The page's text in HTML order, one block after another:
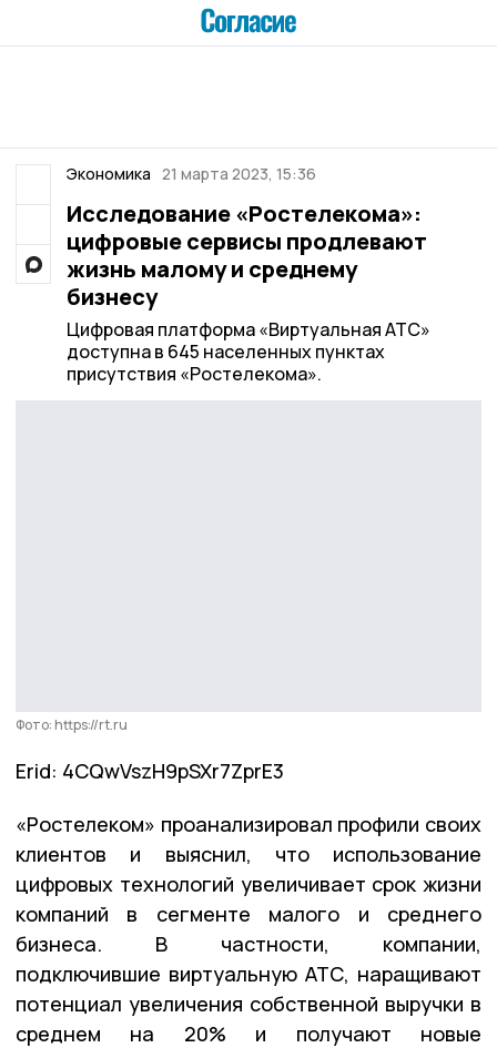
Экономика 21 марта 2023, 15:36
Исследование «Ростелекома»:
цифровые сервисы продлевают
жизнь малому и среднему
бизнесу
Цифровая платформа «Виртуальная АТС»
доступна в 645 населенных пунктах
присутствия «Ростелекома».
Фото: https://rt.ru
Erid: 4CQwVszH9pSXr7ZprE3
«Ростелеком» проанализировал профили своих
клиентов и выяснил, что использование
цифровых технологий увеличивает срок жизни
компаний в сегменте малого и среднего
бизнеса. В частности, компании,
подключившие виртуальную АТС, наращивают
потенциал увеличения собственной выручки в
среднем на 20% и получают новые